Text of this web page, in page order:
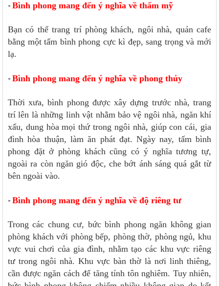
- Bình phong mang đến ý nghĩa về thẩm mỹ
Bạn có thể trang trí phòng khách, ngôi nhà, quán cafe
bằng một tấm bình phong cực kì đẹp, sang trọng và mới
lạ.
- Bình phong mang đến ý nghĩa về phong thủy
Thời xưa, bình phong được xây dựng trước nhà, trang
trí lên là những linh vật nhằm bảo vệ ngôi nhà, ngăn khí
xấu, dung hòa mọi thứ trong ngôi nhà, giúp con cái, gia
đình hòa thuận, làm ăn phát đạt. Ngày nay, tấm bình
phong đặt ở phòng khách cũng có ý nghĩa tương tự,
ngoài ra còn ngăn gió độc, che bớt ánh sáng quá gắt từ
bên ngoài vào.
- Bình phong mang đến ý nghĩa về độ riêng tư
Trong các chung cư, bức bình phong ngăn không gian
phòng khách với phòng bếp, phòng thờ, phòng ngủ, khu
vực vui chơi của gia đình, nhằm tạo các khu vực riêng
tư trong ngôi nhà. Khu vực bàn thờ là nơi linh thiêng,
cần được ngăn cách để tăng tính tôn nghiêm. Tuy nhiên,